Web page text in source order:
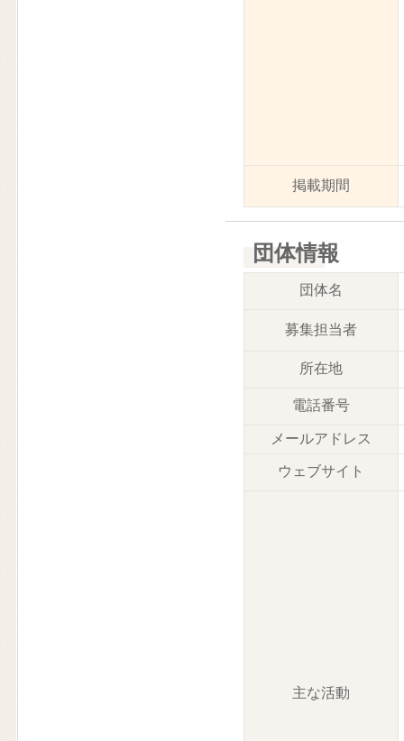
掲載期間
団体情報
団体名
募集担当者
所在地
電話番号
メールアドレス
ウェブサイト
主な活動